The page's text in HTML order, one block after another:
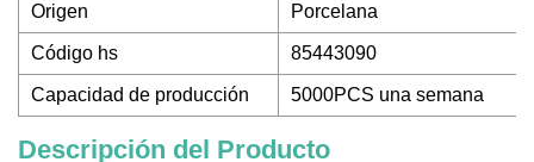
Origen Porcelana
Código hs 85443090
Capacidad de producción 5000PCS una semana
Descripción del Producto